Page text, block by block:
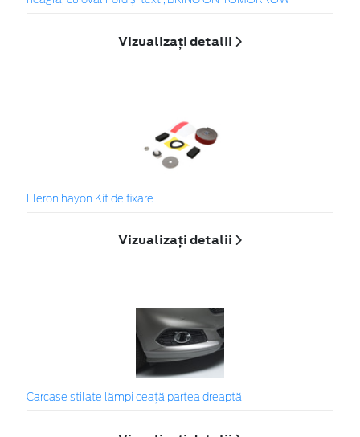
Vizualizați detalii
Eleron hayon Kit de fixare
Vizualizați detalii
Carcase stilate lămpi ceaţă partea dreaptă